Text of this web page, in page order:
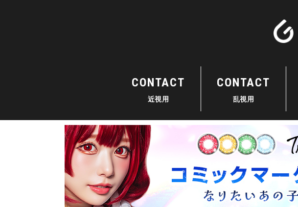
CONTACT
近視用
CONTACT
乱視用